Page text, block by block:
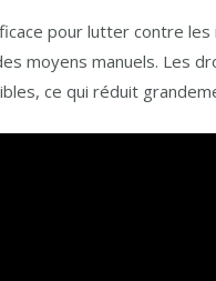
pour lutter contre les
moyens manuels. Les
ce qui réduit